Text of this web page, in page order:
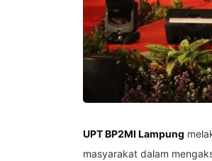
UPT BP2MI Lampung
masyarakat dalam